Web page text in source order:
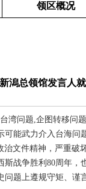
领区概况
潟总领馆发言人
问题,企图转移问
武力介入台海问
文件精神，严重破
争胜利80周年，
题上遵规守矩、